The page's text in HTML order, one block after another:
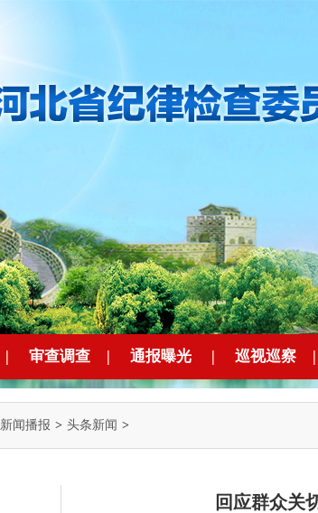
| 审查调查 | 通报曝光 | 巡视巡察 |
新闻播报 > 头条新闻 >
回应群众关